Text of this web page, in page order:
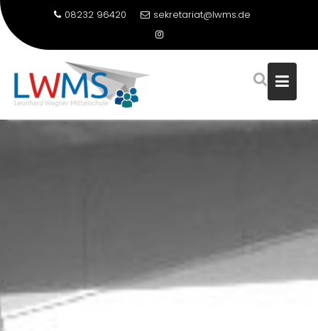
Skip
08232 96420 sekretariat@lwms.de